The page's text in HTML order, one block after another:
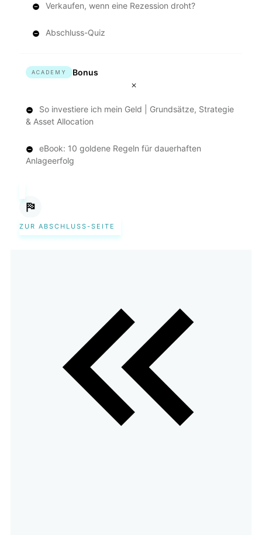
Verkaufen, wenn eine Rezession droht?
Abschluss-Quiz
ACADEMY Bonus
So investiere ich mein Geld | Grundsätze, Strategie
& Asset Allocation
eBook: 10 goldene Regeln für dauerhaften
Anlageerfolg
ZUR ABSCHLUSS-SEITE